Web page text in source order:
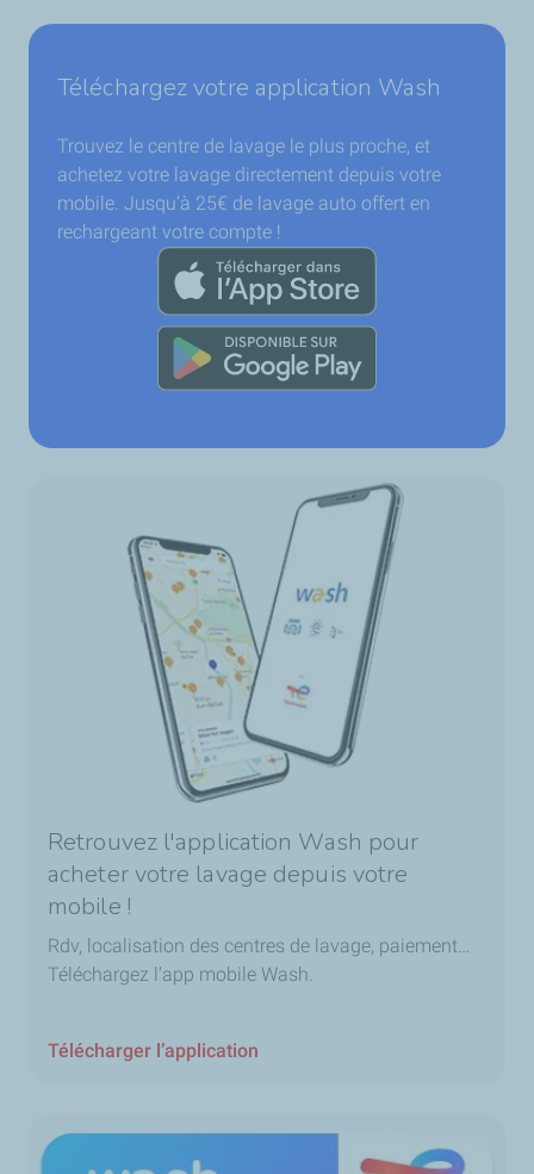
Téléchargez votre application Wash
Trouvez le centre de lavage le plus proche, et
achetez votre lavage directement depuis votre
mobile. Jusqu’à 25€ de lavage auto offert en
rechargeant votre compte !
Retrouvez l'application Wash pour
acheter votre lavage depuis votre
mobile !
Rdv, localisation des centres de lavage, paiement…
Téléchargez l’app mobile Wash.
Télécharger l’application